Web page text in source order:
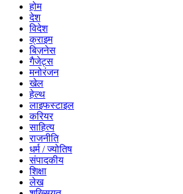
होम
देश
विदेश
क्राइम
बिज़नेस
गैजेट्स
मनोरंजन
खेल
हेल्थ
लाइफस्टाइल
करियर
साहित्य
राजनीति
धर्म / ज्योतिष
संपादकीय
शिक्षा
लेख